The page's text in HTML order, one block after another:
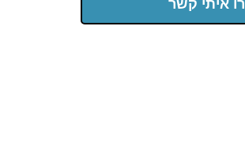
איתי קשר